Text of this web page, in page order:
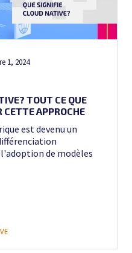
1, 2024
TOUT CE QUE
CETTE APPROCHE
est devenu un
de modèles